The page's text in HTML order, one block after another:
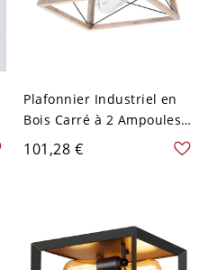
Plafonnier Industriel en
Bois Carré à 2 Ampoules
Lampe de Plafond en
Métal pour Balcon - Bois
101,28 €